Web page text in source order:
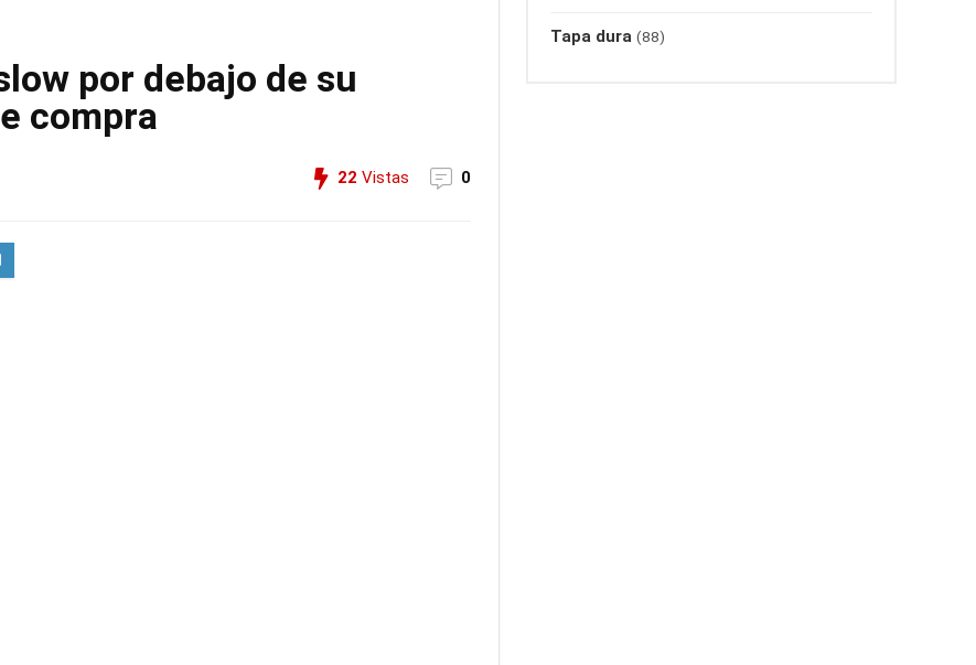
por debajo de su
compra
22 Vistas 0
Tapa dura (88)